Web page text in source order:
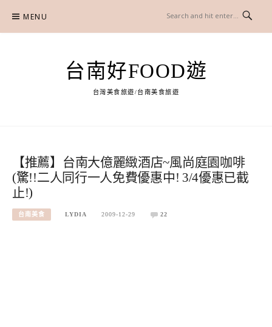
content
MENU
台南好FOOD遊
台灣美食旅遊/台南美食旅遊
【推薦】台南大億麗緻酒店~風尚庭園咖啡
(驚!!二人同行一人免費優惠中! 3/4優惠已截
止!)
台南美食 LYDIA 2009-12-29 22